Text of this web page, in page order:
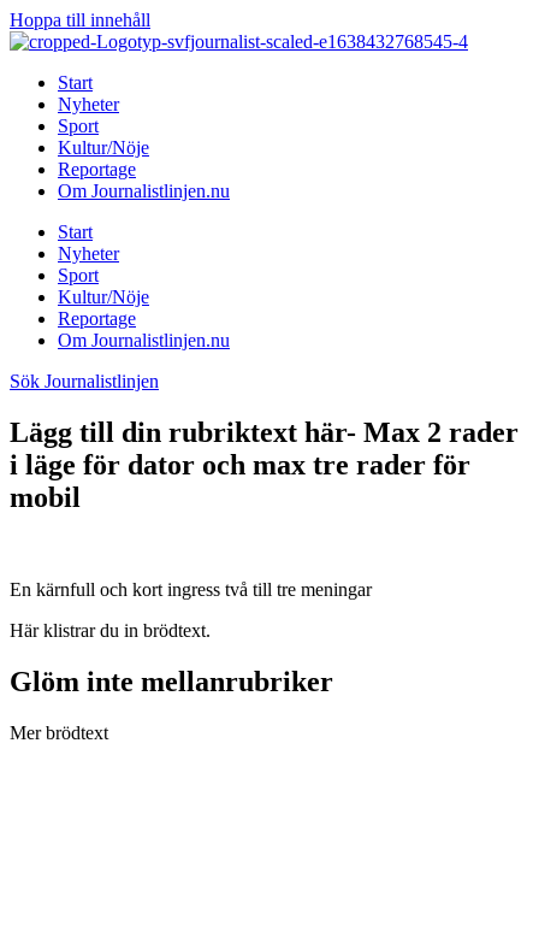
Hoppa till innehåll
Start
Nyheter
Sport
Kultur/Nöje
Reportage
Om Journalistlinjen.nu
Start
Nyheter
Sport
Kultur/Nöje
Reportage
Om Journalistlinjen.nu
Sök Journalistlinjen
Lägg till din rubriktext här- Max 2 rader
i läge för dator och max tre rader för
mobil
En kärnfull och kort ingress två till tre meningar
Här klistrar du in brödtext.
Glöm inte mellanrubriker
Mer brödtext